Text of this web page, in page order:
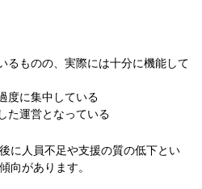
るものの、実際には十分に機能して
度に集中している
た運営となっている
に人員不足や支援の質の低下とい
向があります。